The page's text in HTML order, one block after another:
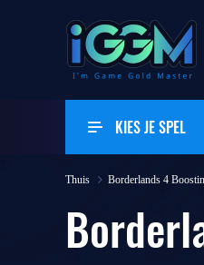
KIES JE SPEL
Thuis Borderlands 4